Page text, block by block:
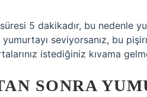
süresi 5 dakikadır, bu nedenle
seviyorsanız, bu
istediğiniz kıvama
SONRA